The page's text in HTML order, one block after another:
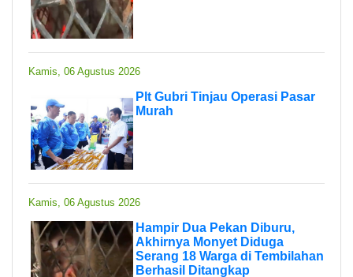
Kamis, 06 Agustus 2026
Plt Gubri Tinjau Operasi Pasar
Murah
Kamis, 06 Agustus 2026
Hampir Dua Pekan Diburu,
Akhirnya Monyet Diduga
Serang 18 Warga di Tembilahan
Berhasil Ditangkap